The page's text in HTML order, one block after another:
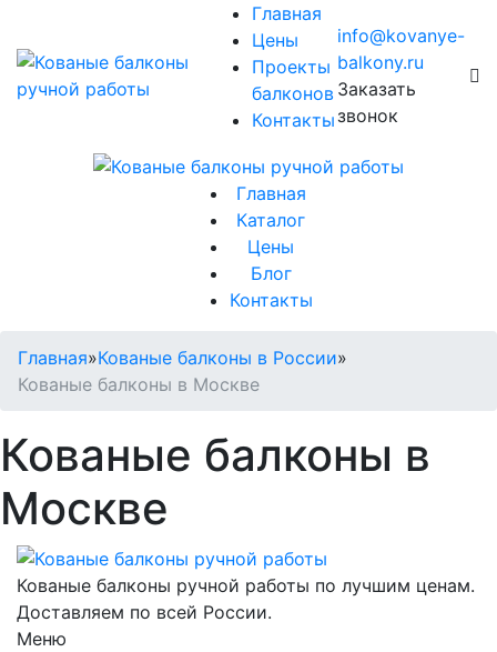
Главная
Цены
Проекты
балконов
Контакты
info@kovanye-
balkony.ru
Заказать
звонок
Главная
Каталог
Цены
Блог
Контакты
Главная»Кованые балконы в России»
Кованые балконы в Москве
Кованые балконы в
Москве
Кованые балконы ручной работы по лучшим ценам.
Доставляем по всей России.
Меню